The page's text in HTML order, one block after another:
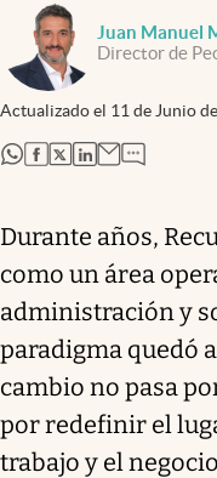
Juan Manuel
Director de
Actualizado el 11 de Junio
abre en nueva pestaña
abre en nueva
abre en nueva
abre en nueva
Durante años,
como un área
administración y
paradigma quedó
cambio no pasa
por redefinir el
trabajo y el